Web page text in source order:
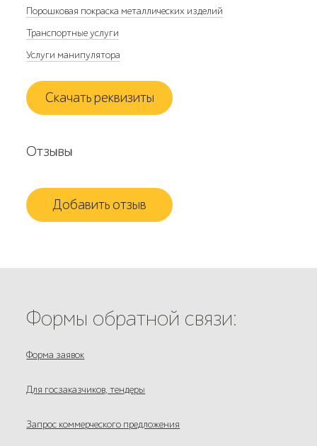
Порошковая покраска металлических изделий
Транспортные услуги
Услуги манипулятора
Скачать реквизиты
Отзывы
Добавить отзыв
Формы обратной связи:
Форма заявок
Для госзаказчиков, тендеры
Запрос коммерческого предложения